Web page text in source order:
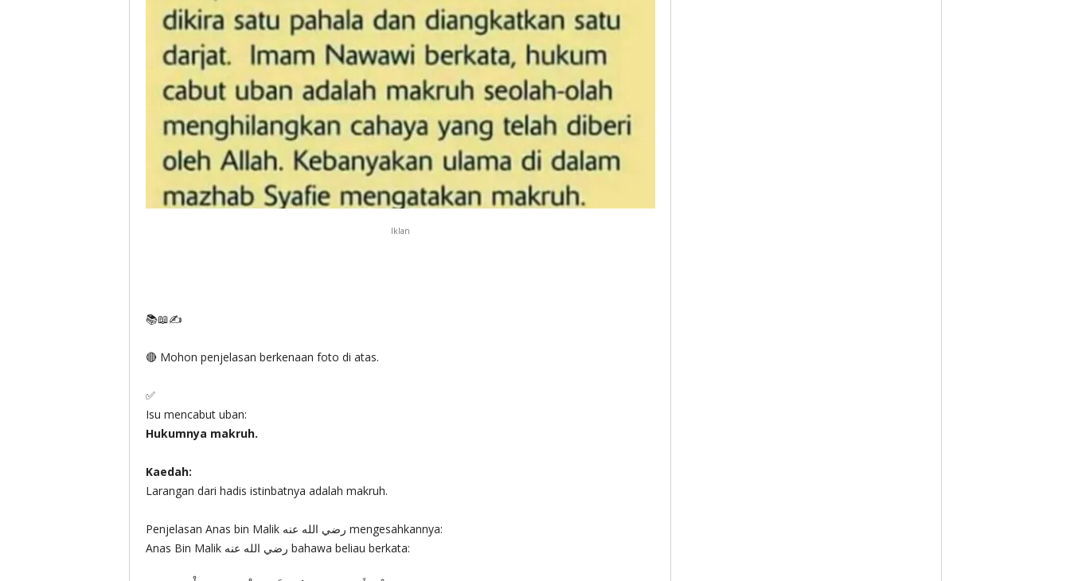
Iklan
📚📖✍
🔴 Mohon penjelasan berkenaan foto di atas.
✅
Isu mencabut uban:
Hukumnya makruh.
Kaedah:
Larangan dari hadis istinbatnya adalah makruh.
Penjelasan Anas bin Malik رضي الله عنه mengesahkannya:
Anas Bin Malik رضي الله عنه bahawa beliau berkata: